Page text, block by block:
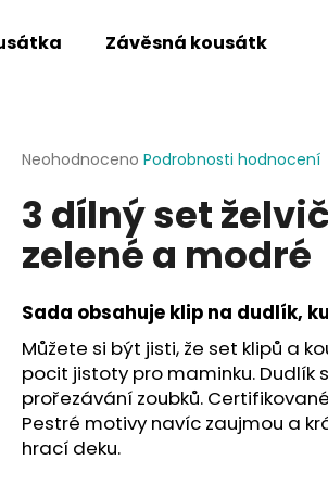
Závěsná kousátka
Průměrné
produktu
je
z
hvězdiček.
Neohodnoceno Podrobnosti hodnocení
3 dílný set
zelené a modré
Sada obsahuje klip na dudlík,
Můžete si být jisti, že set klipů a
pocit jistoty pro maminku.
prořezávání zoubků.
Pestré motivy navíc zaujmou a
hrací deku.
HLEDAT